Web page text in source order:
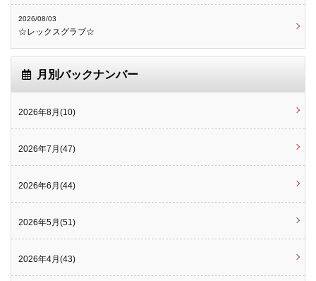
2026/08/03
☆レックスグラブ☆
月別バックナンバー
2026年8月(10)
2026年7月(47)
2026年6月(44)
2026年5月(51)
2026年4月(43)